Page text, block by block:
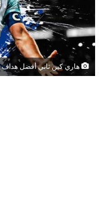
هاري كين ثاني أفضل هداف